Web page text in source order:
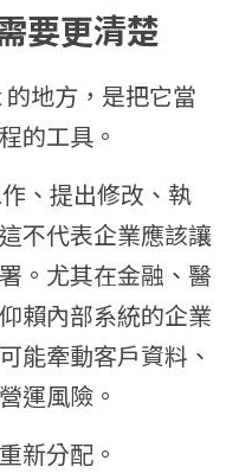
要更清楚
地方，是把它當
的工具。
、提出修改、執
不代表企業應該讓
。尤其在金融、醫
賴內部系統的企業
能牽動客戶資料、
運風險。
新分配。